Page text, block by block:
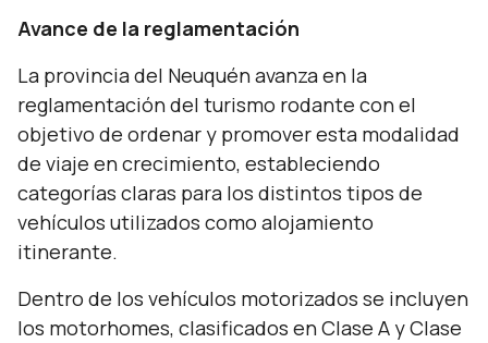
Avance de la reglamentación
La provincia del Neuquén avanza en la
reglamentación del turismo rodante con el
objetivo de ordenar y promover esta modalidad
de viaje en crecimiento, estableciendo
categorías claras para los distintos tipos de
vehículos utilizados como alojamiento
itinerante.
Dentro de los vehículos motorizados se incluyen
los motorhomes, clasificados en Clase A y Clase